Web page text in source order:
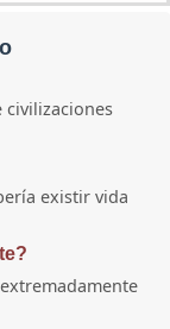
civilizaciones
existir vida